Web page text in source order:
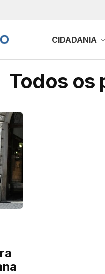
CIDADANIA
Todos os